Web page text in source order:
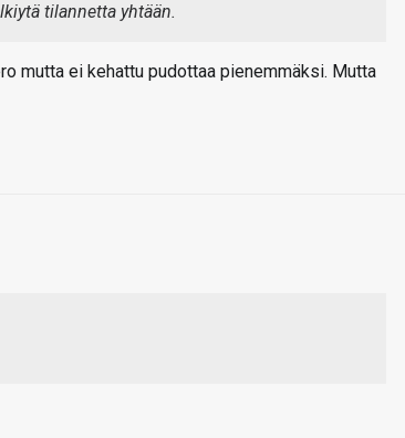
tilannetta yhtään.
mutta ei kehattu pudottaa pienemmäksi. Mutta